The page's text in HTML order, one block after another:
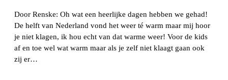
Door Renske: Oh wat een heerlijke dagen hebben we gehad!
De helft van Nederland vond het weer té warm maar mij hoor
je niet klagen, ik hou echt van dat warme weer! Voor de kids
af en toe wel wat warm maar als je zelf niet klaagt gaan ook
zij er…